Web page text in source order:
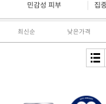
민감성 피부 집
최신순 낮은가격